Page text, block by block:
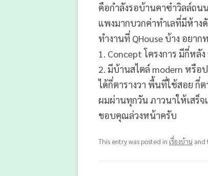
คือกำลังรอบ้านคาซ๋าวิลล์ถ
แพงมากบวกค่าทำเลที่มีห้าง
ทำงานที่ QHouse บ้าง อยาก
1. Concept โครงการ มีกี่หลั
2. มีบ้านสไตล์ modern หรือ
ได้กี่ตารางวา พื้นที่ใช้สอย กี่ต
ผมผ่านทุกวัน ภาวนาให้เสร็
ขอบคุณล่วงหน้าครับ
This entry was posted in เรื่องบ้าน and